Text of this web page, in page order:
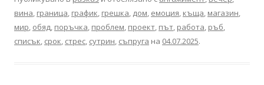
вина, граница, график, грешка, дом, емоция, къща, магазин,
мир, обяд, поръчка, проблем, проект, път, работа, ръб,
списък, срок, стрес, сутрин, съпруга на 04.07.2025.